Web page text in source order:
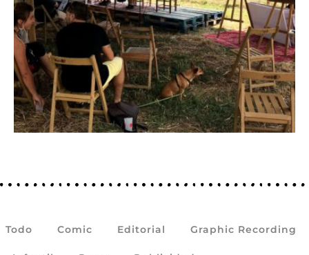
Todo Comic Editorial Graphic Recording